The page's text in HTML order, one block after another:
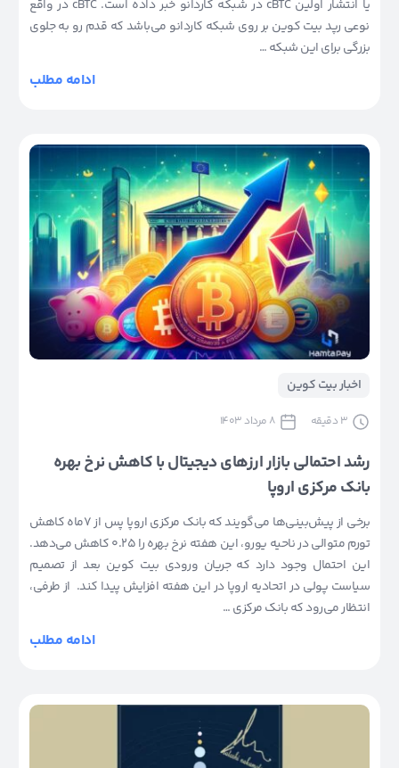
یا انتشار اولین cBTC در شبکه کاردانو خبر داده است. cBTC در واقع
نوعی رپد بیت کوین بر روی شبکه کاردانو می‌باشد که قدم رو به جلوی
بزرگی برای این شبکه …
ادامه مطلب
اخبار بیت کوین
3 دقیقه 8 مرداد 1403
رشد احتمالی بازار ارزهای دیجیتال با کاهش نرخ بهره
بانک مرکزی اروپا
برخی از پیش‌بینی‌ها می‌گویند که بانک مرکزی اروپا پس از ۷ماه کاهش
تورم متوالی در ناحیه یورو، این هفته نرخ بهره را ۰.۲۵ کاهش می‌دهد.
این احتمال وجود دارد که جریان ورودی بیت کوین بعد از تصمیم
سیاست پولی در اتحادیه اروپا در این هفته افزایش پیدا کند. از طرفی،
انتظار می‌رود که بانک مرکزی …
ادامه مطلب